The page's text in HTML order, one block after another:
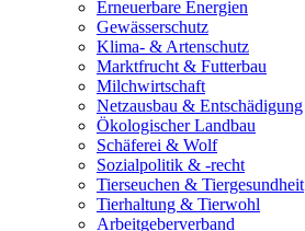
Erneuerbare Energien
Gewässerschutz
Klima- & Artenschutz
Marktfrucht & Futterbau
Milchwirtschaft
Netzausbau & Entschädigung
Ökologischer Landbau
Schäferei & Wolf
Sozialpolitik & -recht
Tierseuchen & Tiergesundheit
Tierhaltung & Tierwohl
Arbeitgeberverband